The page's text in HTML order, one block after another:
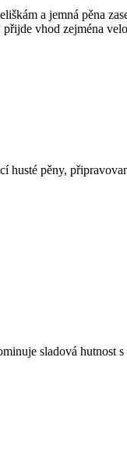
a jemná pěna
vhod zejména
pěny,
sladová